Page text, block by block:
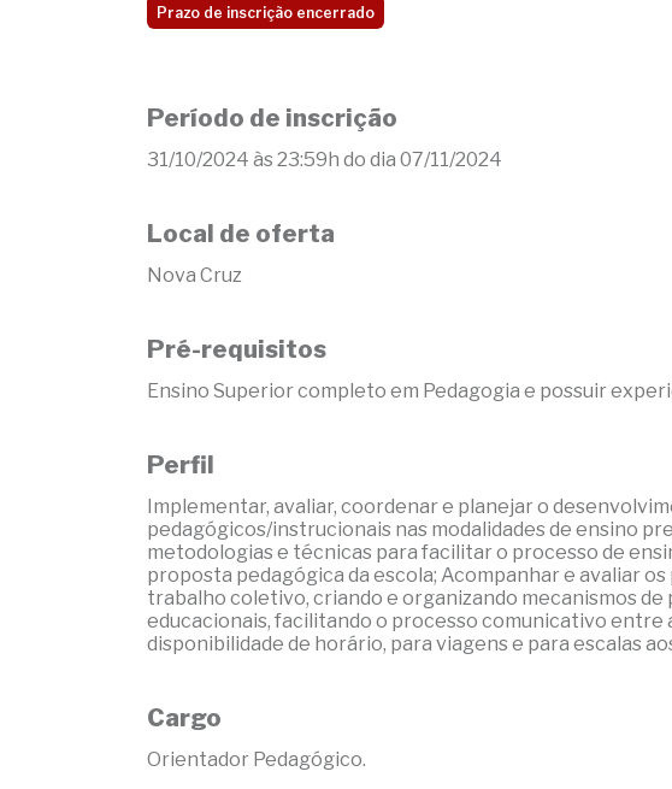
Prazo de inscrição encerrado
Período de inscrição
31/10/2024 às 23:59h do dia 07/11/2024
Local de oferta
Nova Cruz
Pré-requisitos
Ensino Superior completo em Pedagogia e possuir
Perfil
Implementar, avaliar, coordenar e planejar o
pedagógicos/instrucionais nas modalidades de ensino
metodologias e técnicas para facilitar o processo de
proposta pedagógica da escola; Acompanhar e avaliar
trabalho coletivo, criando e organizando mecanismos
educacionais, facilitando o processo comunicativo entre
disponibilidade de horário, para viagens e para escalas
Cargo
Orientador Pedagógico.